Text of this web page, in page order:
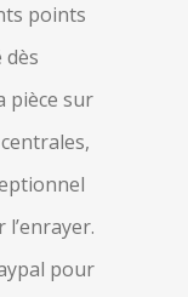
points
pièce sur
pour